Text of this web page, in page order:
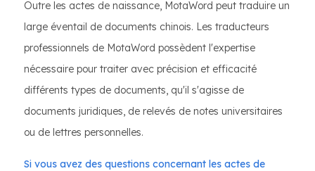
Outre les actes de naissance, MotaWord peut traduire un
large éventail de documents chinois. Les traducteurs
professionnels de MotaWord possèdent l'expertise
nécessaire pour traiter avec précision et efficacité
différents types de documents, qu'il s'agisse de
documents juridiques, de relevés de notes universitaires
ou de lettres personnelles.
Si vous avez des questions concernant les actes de